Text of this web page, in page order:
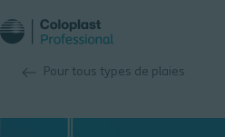
Pour tous types de plaies